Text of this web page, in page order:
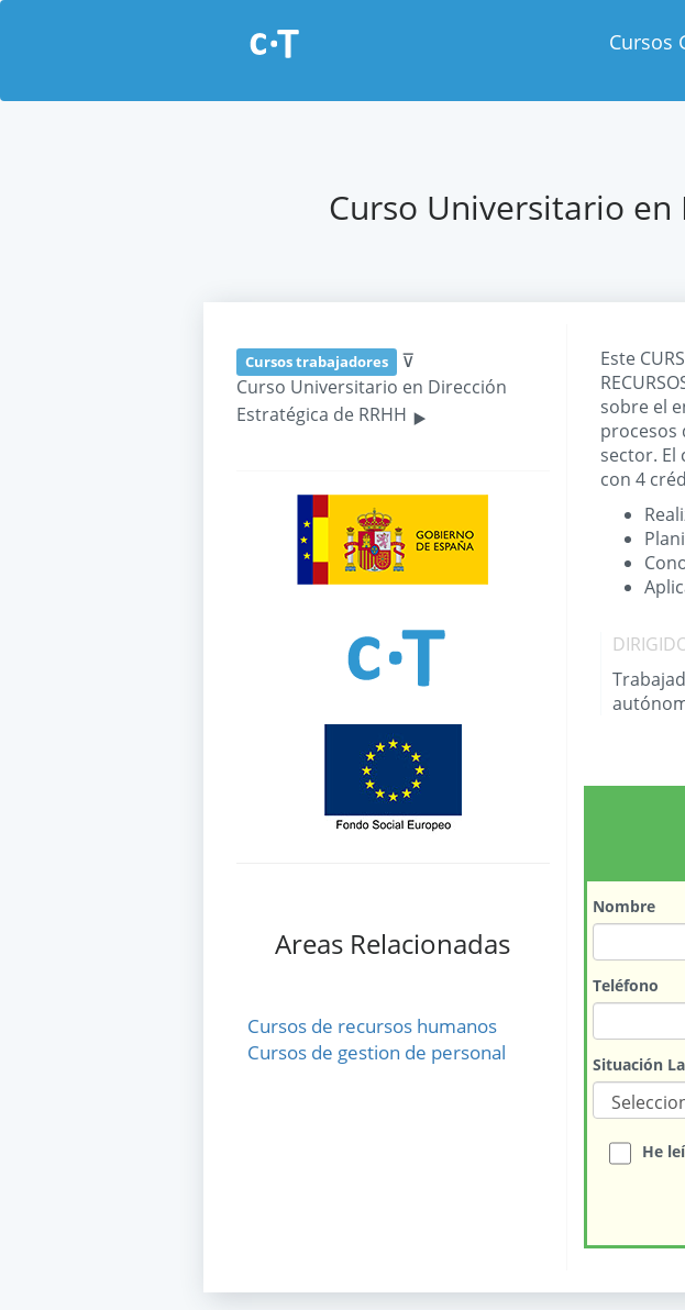
Cursos
Curso Universitario en
Este
sobre el
procesos
sector. El
con 4
Nombre
Teléfono
Situación
He
Cursos trabajadores ⊽
Curso Universitario en Dirección
Estratégica de RRHH ‣
Areas Relacionadas
Cursos de recursos humanos
Cursos de gestion de personal